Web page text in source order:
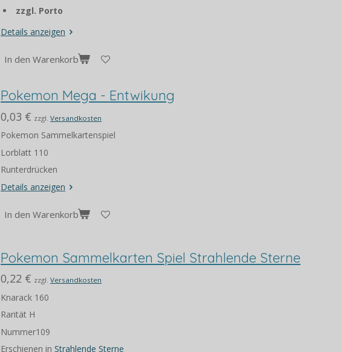
zzgl. Porto
Details anzeigen
In den Warenkorb
Pokemon Mega - Entwikung
0,03 € zzgl. Versandkosten
Pokemon Sammelkartenspiel
Lorblatt 110
Runterdrücken
Details anzeigen
In den Warenkorb
Pokemon Sammelkarten Spiel Strahlende Sterne
0,22 € zzgl. Versandkosten
Knarack 160
Rarität H
Nummer109
Erschienen in Strahlende Sterne